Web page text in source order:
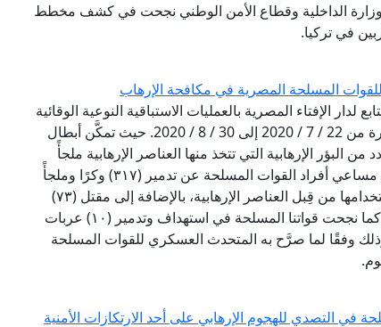
الداخلية وقطاع الأمن الوطني نجحت في كشف مخطط
في تركيا.
للقوات المسلحة المصرية في مكافحة الإرهاب
لدار الإفتاء المصرية بالعمليات الاستباقية النوعية الوقائية
التي قامت بها القوات المسلحة المصرية في الفترة من 22 / 7 / 2020 إلى 30 / 8 / 2020. حيث تمكَّن أبطال
البؤر الإرهابية التي تتخذ منها العناصر الإرهابية ملجأً
ومرتكزًا لتنفيـذ مخططاتها الإرهابية، فقد أسفرت مساعي أفراد القوات المسلحة عن تدمير (٣١٧) وكرًا وملجأً
ومخزنًا للمواد المتفجرة في شمال سيناء، يتم استخدامها من قِبل العناصر الإرهابية، بالإضافة إلى مقتل (٧٣)
إرهابيًّا من الذين يتخذون تلك الملاجئ أوكارًا لهم. كما نجحت قواتنا المسلحة في استهداف وتدمير (١٠) عربات
وفقًا لما صرَّح به المتحدث العسكري للقوات المسلحة
في التصدي للهجوم الإرهابي على أحد الارتكازات الأمنية